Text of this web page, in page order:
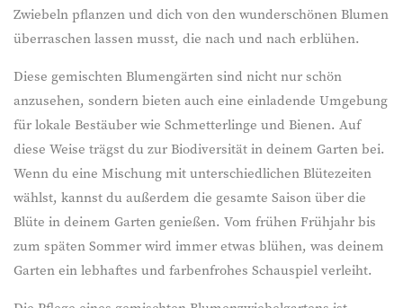
Zwiebeln pflanzen und dich von den wunderschönen Blumen
überraschen lassen musst, die nach und nach erblühen.
Diese gemischten Blumengärten sind nicht nur schön
anzusehen, sondern bieten auch eine einladende Umgebung
für lokale Bestäuber wie Schmetterlinge und Bienen. Auf
diese Weise trägst du zur Biodiversität in deinem Garten bei.
Wenn du eine Mischung mit unterschiedlichen Blütezeiten
wählst, kannst du außerdem die gesamte Saison über die
Blüte in deinem Garten genießen. Vom frühen Frühjahr bis
zum späten Sommer wird immer etwas blühen, was deinem
Garten ein lebhaftes und farbenfrohes Schauspiel verleiht.